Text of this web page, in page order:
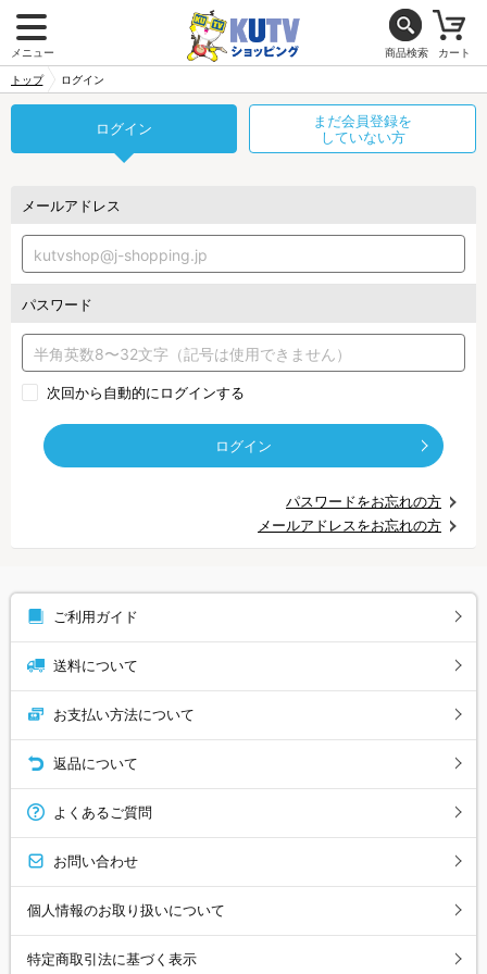
メニュー 商品検索 カート
トップ ログイン
ログイン
まだ会員登録を
していない方
メールアドレス
パスワード
次回から自動的にログインする
ログイン
パスワードをお忘れの方
メールアドレスをお忘れの方
ご利用ガイド
送料について
お支払い方法について
返品について
よくあるご質問
お問い合わせ
個人情報のお取り扱いについて
特定商取引法に基づく表示